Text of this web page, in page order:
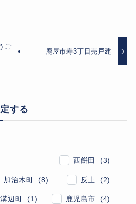
ご
鹿屋市寿3丁目売戸建
する
西餅田 (3)
加治木町 (8) 反土 (2)
溝辺町 (1) 鹿児島市 (4)